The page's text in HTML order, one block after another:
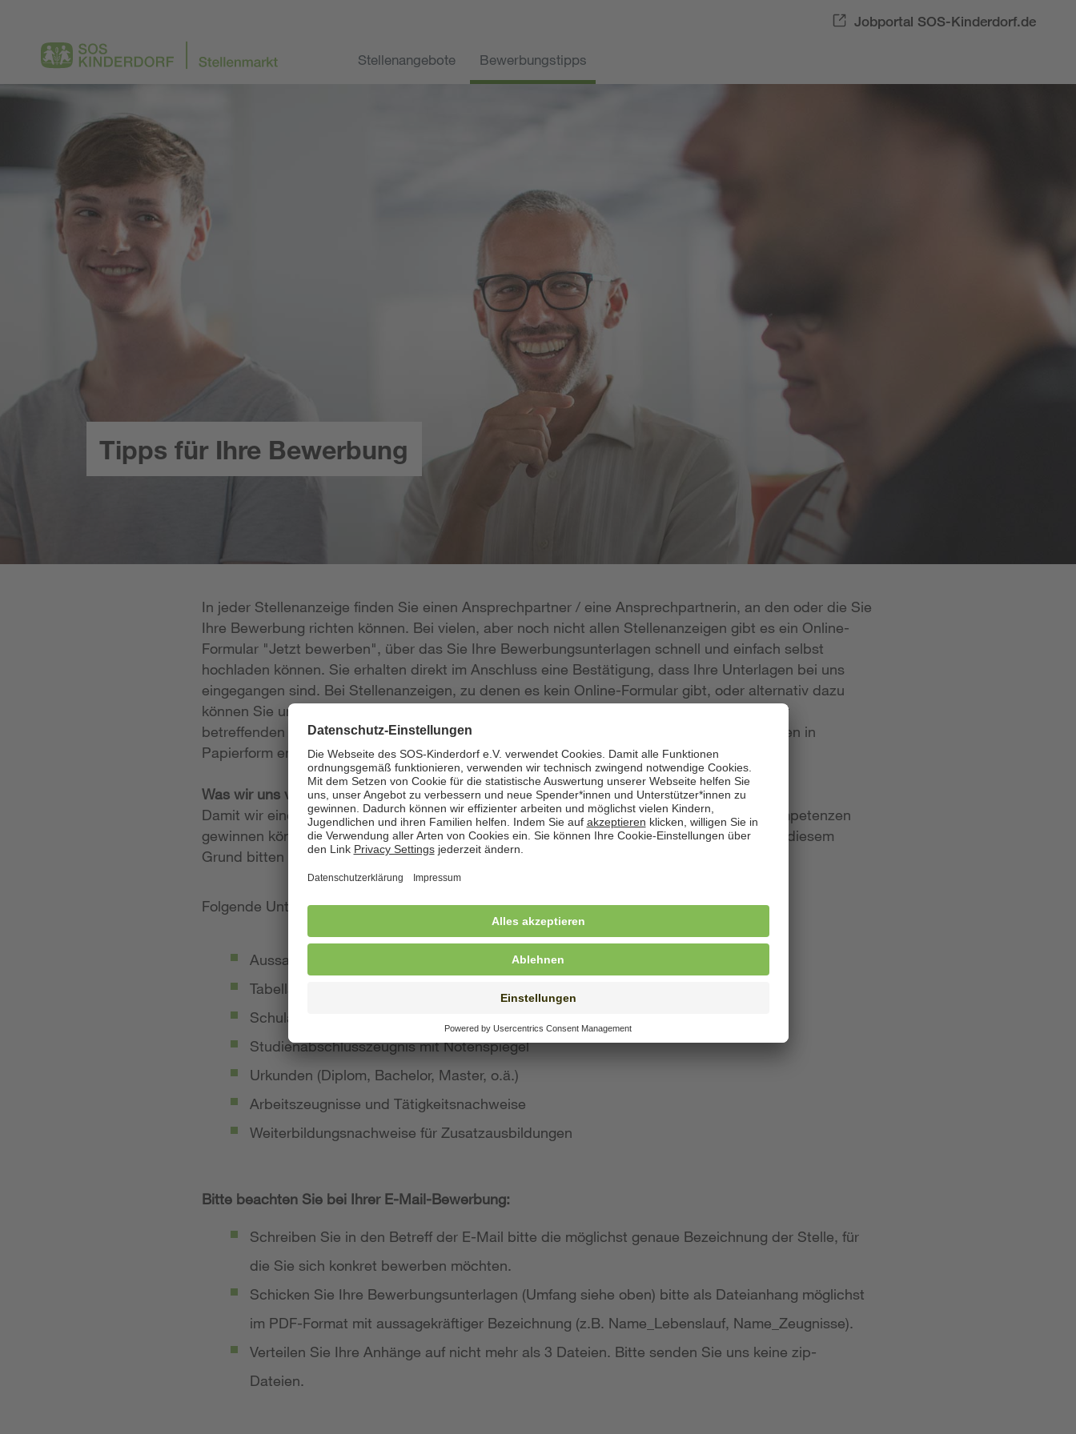
Jobportal SOS-Kinderdorf.de
Stellenangebote Bewerbungstipps
Tipps für Ihre Bewerbung
In jeder Stellenanzeige finden Sie einen Ansprechpartner / eine Ansprechpartnerin, an den oder die Sie
Ihre Bewerbung richten können. Bei vielen, aber noch nicht allen Stellenanzeigen gibt es ein Online-
Formular "Jetzt bewerben", über das Sie Ihre Bewerbungsunterlagen schnell und einfach selbst
hochladen können. Sie erhalten direkt im Anschluss eine Bestätigung, dass Ihre Unterlagen bei uns
eingegangen sind. Bei Stellenanzeigen, zu denen es kein Online-Formular gibt, oder alternativ dazu
können Sie uns Ihre Unterlagen per E-Mail zukommen lassen; die E-Mail-Adresse ist in der
betreffenden Stellenanzeige angegeben. Natürlich nehmen wir weiterhin auch Bewerbungen in
Papierform entgegen.
Was wir uns von Ihrer Bewerbung wünschen
Damit wir einen möglichst konkreten Eindruck von Ihrer Person, Ihren Fähigkeiten und Kompetenzen
gewinnen können, legen wir großen Wert auf aussagekräftige Bewerbungsunterlagen. Aus diesem
Grund bitten wir Sie, von Kurzbewerbungen abzusehen.
Folgende Unterlagen sollte Ihre Bewerbung umfassen:
Aussagekräftiges Anschreiben
Tabellarischer Lebenslauf mit qualifikationsrelevanten Inhalten
Schulabschluss- und Ausbildungszeugnisse mit Notenspiegel
Studienabschlusszeugnis mit Notenspiegel
Urkunden (Diplom, Bachelor, Master, o.ä.)
Arbeitszeugnisse und Tätigkeitsnachweise
Weiterbildungsnachweise für Zusatzausbildungen
Bitte beachten Sie bei Ihrer E-Mail-Bewerbung:
Schreiben Sie in den Betreff der E-Mail bitte die möglichst genaue Bezeichnung der Stelle, für
die Sie sich konkret bewerben möchten.
Schicken Sie Ihre Bewerbungsunterlagen (Umfang siehe oben) bitte als Dateianhang möglichst
im PDF-Format mit aussagekräftiger Bezeichnung (z.B. Name_Lebenslauf, Name_Zeugnisse).
Verteilen Sie Ihre Anhänge auf nicht mehr als 3 Dateien. Bitte senden Sie uns keine zip-
Dateien.